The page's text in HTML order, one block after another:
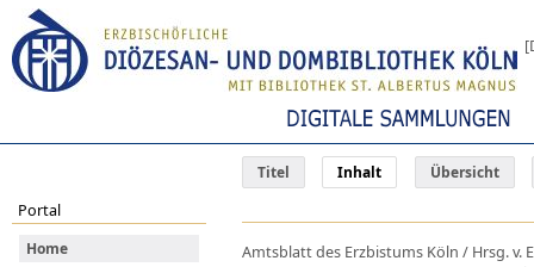
Titel Inhalt Übersicht
Portal
Home
Amtsblatt des Erzbistums Köln / Hrsg. v.